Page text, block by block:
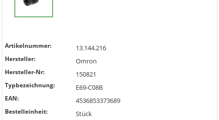
Artikelnummer: 13.144.216
Hersteller: Omron
Hersteller-Nr: 150821
Typbezeichnung: E69-C08B
EAN: 4536853373689
Bestelleinheit: Stück